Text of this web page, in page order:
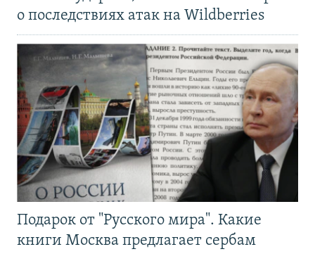
о последствиях атак на Wildberries
Подарок от "Русского мира". Какие
книги Москва предлагает сербам